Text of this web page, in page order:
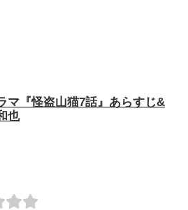
マ『怪盗山猫7話』あらすじ&
也